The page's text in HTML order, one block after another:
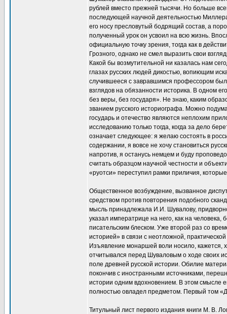
рублей вместо прежней тысячи. Но больше
последующей научной деятельностью
его носу пресловутый бодрящий состав, а
полученный урок он усвоил на всю жизнь.
официальную точку зрения, тогда как в
Грозного, однако не смел выразить свои
Какой бы возмутительной ни казалась нам
глазах русских людей дикостью, вопиющим
случившееся с завравшимся профессором
взглядов на обязанности историка. В одном
без веры, без государя». Не знаю, каким
званием русского историографа. Можно
государь и отечество являются неплохим
исследованию только тогда, когда за дело
означает следующее: я желаю состоять в
содержании, я вовсе не хочу становиться
напротив, я останусь немцем и буду
считать образцом научной честности и
«руотси» переступил рамки приличия,
Общественное возбуждение, вызванное
средством против повторения подобного
мысль принадлежала И.И. Шувалову,
указал императрице на него, как на человека,
писательским блеском. Уже второй раз со
историей» в связи с неотложной,
Изъявление монаршей воли носило, кажется,
отчитывался перед Шуваловым о ходе своих
поле древней русской истории. Обилие
покончив с иностранными источниками,
истории одним вдохновением. В этом смысле
полностью овладел предметом. Первый том
Титульный лист первого издания книги М. В.